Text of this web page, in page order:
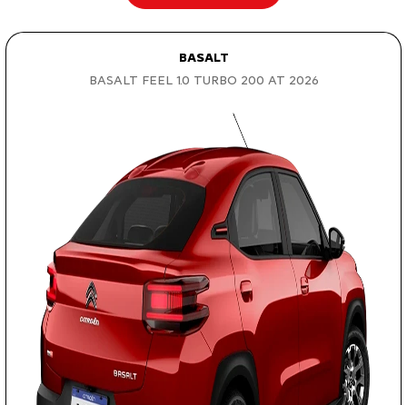
BASALT
BASALT FEEL 1.0 TURBO 200 AT 2026